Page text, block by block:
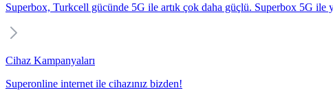
Superbox, Turkcell gücünde 5G ile artık çok daha güçlü. Superbox 5G ile
Cihaz Kampanyaları
Superonline internet ile cihazınız bizden!